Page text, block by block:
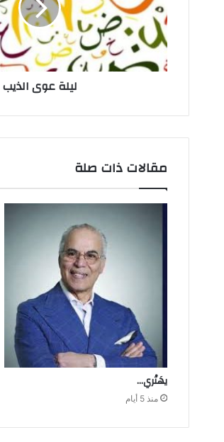
ك
ت
ر
و
ن
ليلة عوى الذيب
مقالات ذات صلة
يهَتْري‭…‬
منذ 5 أيام